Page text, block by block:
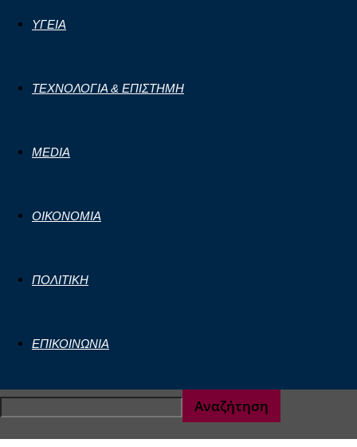
ΥΓΕΙΑ
ΤΕΧΝΟΛΟΓΙΑ & ΕΠΙΣΤΗΜΗ
MEDIA
ΟΙΚΟΝΟΜΙΑ
ΠΟΛΙΤΙΚΗ
ΕΠΙΚΟΙΝΩΝΙΑ